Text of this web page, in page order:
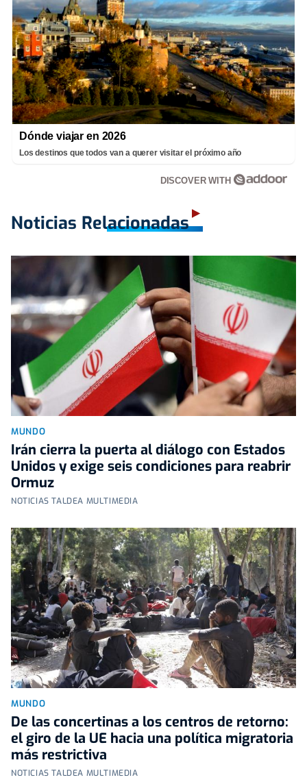
Dónde viajar en 2026
Los destinos que todos van a querer visitar el próximo año
DISCOVER WITH
Noticias Relacionadas
MUNDO
Irán cierra la puerta al diálogo con Estados
Unidos y exige seis condiciones para reabrir
Ormuz
NOTICIAS TALDEA MULTIMEDIA
MUNDO
De las concertinas a los centros de retorno:
el giro de la UE hacia una política migratoria
más restrictiva
NOTICIAS TALDEA MULTIMEDIA